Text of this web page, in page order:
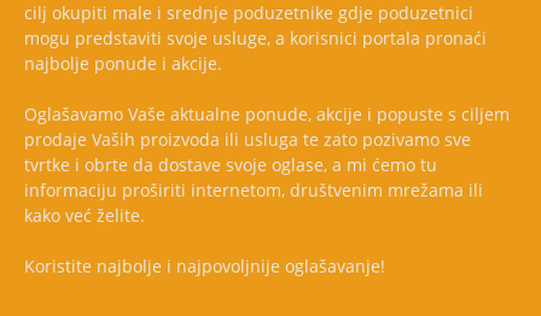
cilj okupiti male i srednje poduzetnike gdje poduzetnici
mogu predstaviti svoje usluge, a korisnici portala pronaći
najbolje ponude i akcije.
Oglašavamo Vaše aktualne ponude, akcije i popuste s ciljem
prodaje Vaših proizvoda ili usluga te zato pozivamo sve
tvrtke i obrte da dostave svoje oglase, a mi ćemo tu
informaciju proširiti internetom, društvenim mrežama ili
kako već želite.
Koristite najbolje i najpovoljnije oglašavanje!